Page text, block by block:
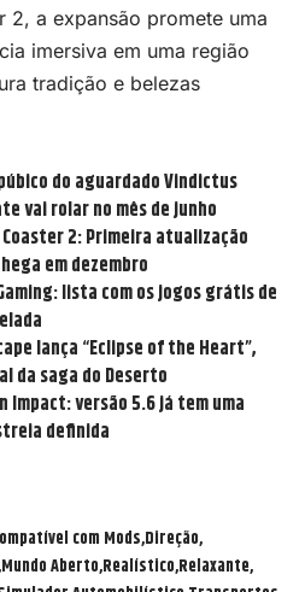
2, a expansão promete uma
imersiva em uma região
tradição e belezas
do aguardado Vindictus
vai rolar no mês de junho
2: Primeira atualização
em dezembro
lista com os jogos grátis de
lança “Eclipse of the Heart”,
da saga do Deserto
Impact: versão 5.6 já tem uma
definida
com Mods Direção
Mundo Aberto Realístico Relaxante